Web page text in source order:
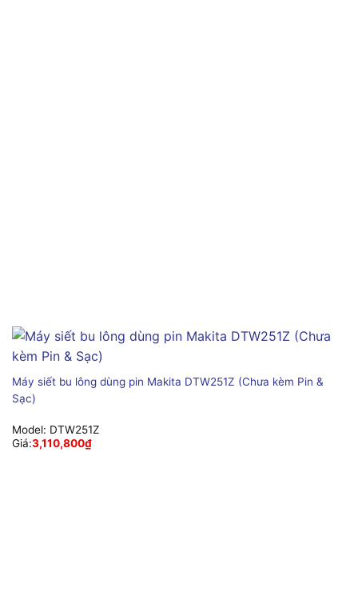
Máy siết bu lông dùng pin Makita DTW251Z (Chưa kèm Pin &
Sạc)
Model: DTW251Z
Giá:3,110,800₫